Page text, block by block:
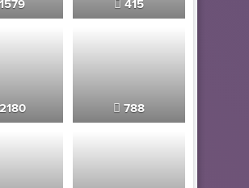
1579 415
2180 788